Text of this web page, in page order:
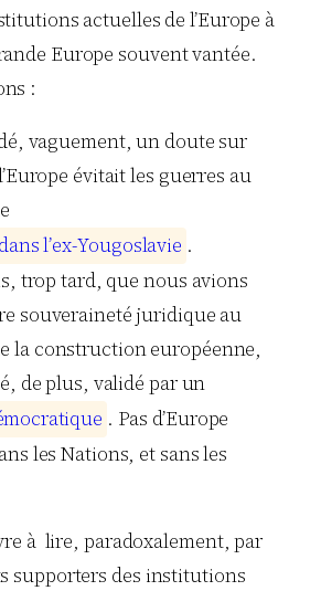
actuelles de l’Europe à
Europe souvent vantée.
:
vaguement, un doute sur
évitait les guerres au
dansl’ex-Yougoslavie .
trop tard, que nous avions
souveraineté juridique au
la construction européenne,
de plus, validé par un
mocratique . Pas d’Europe
les Nations, et sans les
à lire, paradoxalement, par
supporters des institutions